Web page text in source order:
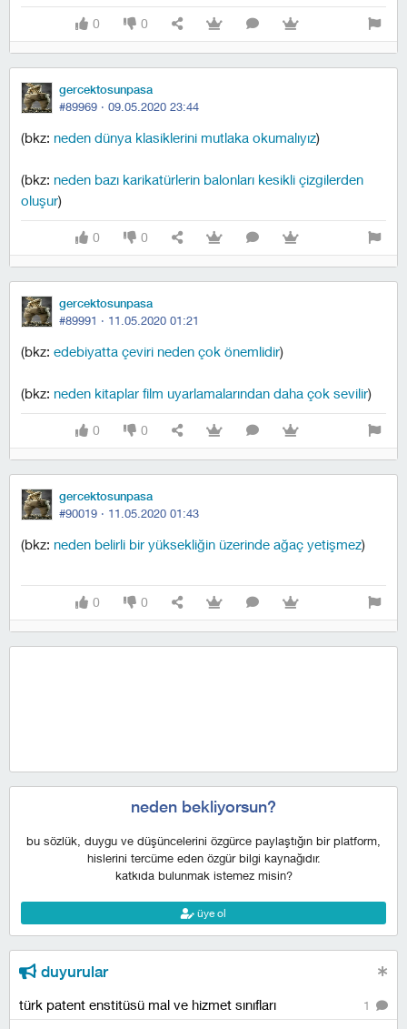
0 0
gercektosunpasa
#89969 · 09.05.2020 23:44
(bkz: neden dünya klasiklerini mutlaka okumalıyız)
(bkz: neden bazı karikatürlerin balonları kesikli çizgilerden
oluşur)
0 0
gercektosunpasa
#89991 · 11.05.2020 01:21
(bkz: edebiyatta çeviri neden çok önemlidir)
(bkz: neden kitaplar film uyarlamalarından daha çok sevilir)
0 0
gercektosunpasa
#90019 · 11.05.2020 01:43
(bkz: neden belirli bir yüksekliğin üzerinde ağaç yetişmez)
0 0
neden bekliyorsun?
bu sözlük, duygu ve düşüncelerini özgürce paylaştığın bir platform,
hislerini tercüme eden özgür bilgi kaynağıdır.
katkıda bulunmak istemez misin?
üye ol
duyurular
1
türk patent enstitüsü mal ve hizmet sınıfları